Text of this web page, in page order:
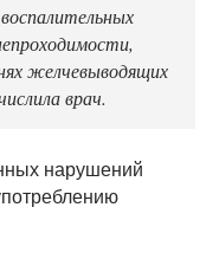
желчевыводящих
врач.
нарушений